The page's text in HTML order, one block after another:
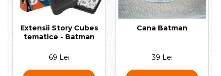
Extensii Story Cubes
tematice - Batman
69 Lei
Cana Batman
39 Lei